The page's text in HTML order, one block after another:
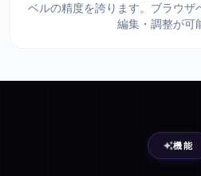
ベルの精度を誇ります。ブラウザ
編集・調整が可
機能